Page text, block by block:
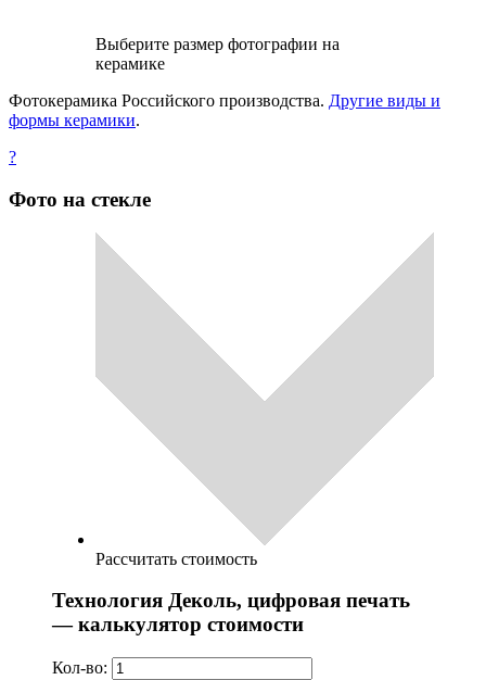
Выберите размер фотографии на
керамике
Фотокерамика Российского производства. Другие виды и
формы керамики.
?
Фото на стекле
Рассчитать стоимость
Технология Деколь, цифровая печать
— калькулятор стоимости
Кол-во: